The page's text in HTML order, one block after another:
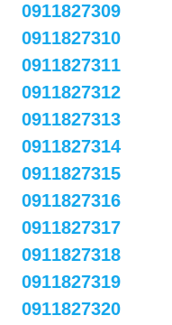
0911827309
0911827310
0911827311
0911827312
0911827313
0911827314
0911827315
0911827316
0911827317
0911827318
0911827319
0911827320